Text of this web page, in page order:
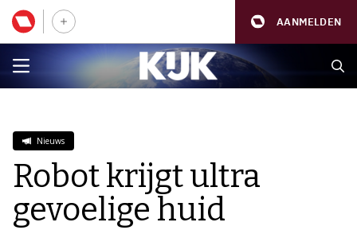
AANMELDEN
Nieuws
Robot krijgt ultra
gevoelige huid